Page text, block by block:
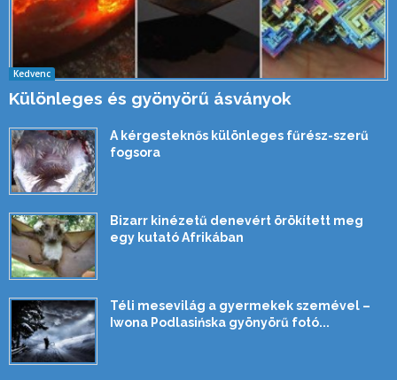
Kedvenc
Különleges és gyönyörű ásványok
A kérgesteknős különleges fűrész-szerű
fogsora
Bizarr kinézetű denevért örökített meg
egy kutató Afrikában
Téli mesevilág a gyermekek szemével –
Iwona Podlasińska gyönyörű fotó...